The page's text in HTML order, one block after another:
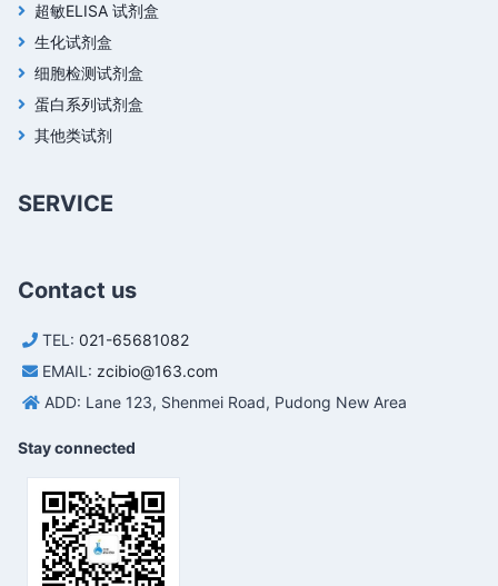
超敏ELISA 试剂盒
生化试剂盒
细胞检测试剂盒
蛋白系列试剂盒
其他类试剂
SERVICE
Contact us
TEL: 021-65681082
EMAIL: zcibio@163.com
ADD: Lane 123, Shenmei Road, Pudong New Area
Stay connected